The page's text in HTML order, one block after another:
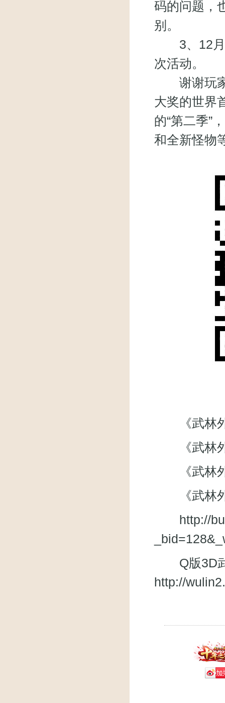
码的问题，
别。
3、12月8
次活动。
谢谢玩家
大奖的世界
的“第二季”
和全新怪物
《武林外
《武林外
《武林外
《武林外
http://
Q版3D武
http://